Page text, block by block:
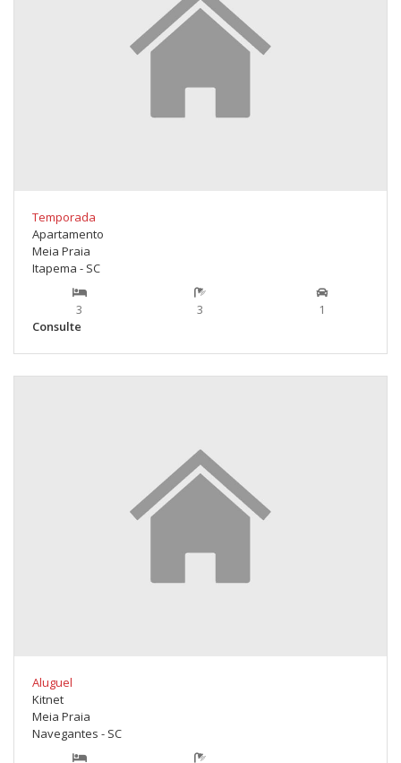
Temporada
Apartamento
Meia Praia
Itapema - SC
3 3
1
Consulte
Aluguel
Kitnet
Meia Praia
Navegantes - SC